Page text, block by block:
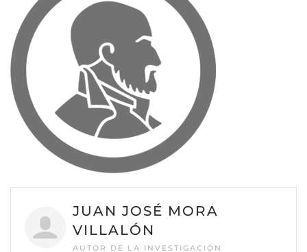
JUAN JOSÉ MORA
VILLALÓN
AUTOR DE LA INVESTIGACIÓN